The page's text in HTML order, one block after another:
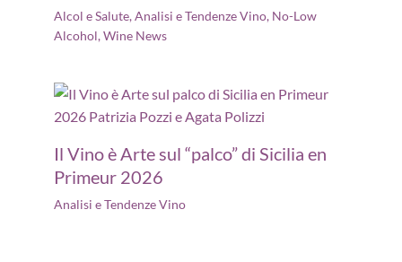
Alcol e Salute,Analisi e Tendenze Vino, No-Low
Alcohol,Wine News
Il Vino è Arte sul “palco” di Sicilia en
Primeur 2026
Analisi e Tendenze Vino